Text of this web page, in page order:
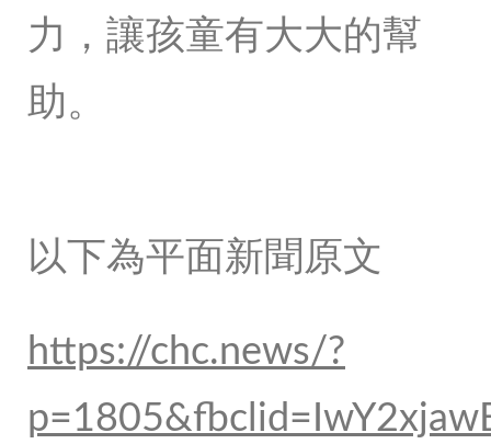
力，讓孩童有大大的幫
助。
以下為平面新聞原文
https://chc.news/?